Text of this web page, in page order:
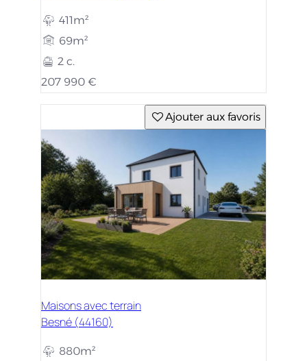
411m²
69m²
2 c.
207 990 €
Ajouter aux favoris
Maisons avec terrain
Besné (44160)
880m²